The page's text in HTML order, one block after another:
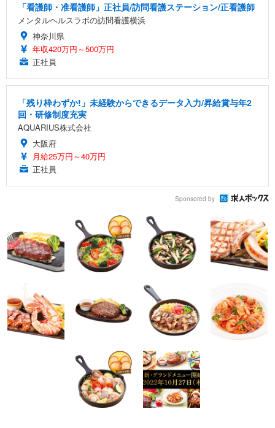
「看護師・准看護師」正社員/訪問看護ステーション/正看護師
メンタルヘルスラボの訪問看護横浜
神奈川県
年収420万円～500万円
正社員
「残り枠わずか!」未経験からできるデータ入力/昇給賞与年2
回・研修制度充実
AQUARIUS株式会社
大阪府
月給25万円～40万円
正社員
Sponsored by